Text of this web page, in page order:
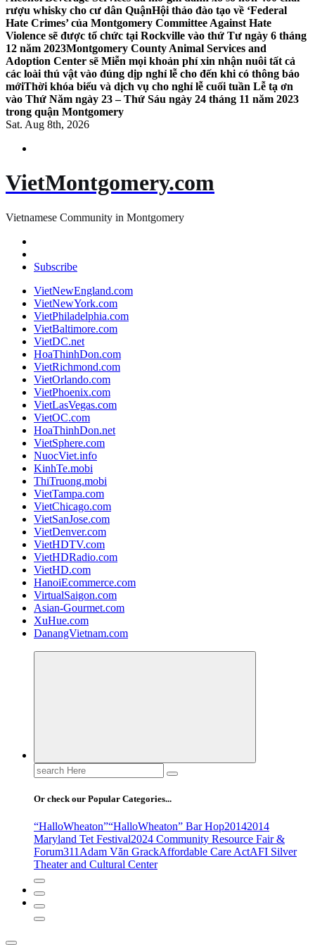
rượu whisky cho cư dân QuậnHội thảo đào tạo về ‘Federal
Hate Crimes’ của Montgomery Committee Against Hate
Violence sẽ được tổ chức tại Rockville vào thứ Tư ngày 6 tháng
12 năm 2023Montgomery County Animal Services and
Adoption Center sẽ Miễn mọi khoản phí xin nhận nuôi tất cả
các loài thú vật vào đúng dịp nghỉ lễ cho đến khi có thông báo
mớiThời khóa biểu và dịch vụ cho nghỉ lễ cuối tuần Lễ tạ ơn
vào Thứ Năm ngày 23 – Thứ Sáu ngày 24 tháng 11 năm 2023
trong quận Montgomery
Sat. Aug 8th, 2026
VietMontgomery.com
Vietnamese Community in Montgomery
Subscribe
VietNewEngland.com
VietNewYork.com
VietPhiladelphia.com
VietBaltimore.com
VietDC.net
HoaThinhDon.com
VietRichmond.com
VietOrlando.com
VietPhoenix.com
VietLasVegas.com
VietOC.com
HoaThinhDon.net
VietSphere.com
NuocViet.info
KinhTe.mobi
ThiTruong.mobi
VietTampa.com
VietChicago.com
VietSanJose.com
VietDenver.com
VietHDTV.com
VietHDRadio.com
VietHD.com
HanoiEcommerce.com
VirtualSaigon.com
Asian-Gourmet.com
XuHue.com
DanangVietnam.com
Search
for:
Or check our Popular Categories...
“HalloWheaton”“HalloWheaton” Bar Hop20142014
Maryland Tet Festival2024 Community Resource Fair &
Forum311 Adam Văn GrackAffordable Care ActAFI Silver
Theater and Cultural Center